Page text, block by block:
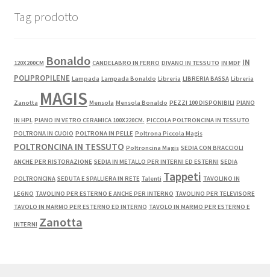
Tag prodotto
120X200CM Bonaldo CANDELABRO IN FERRO DIVANO IN TESSUTO IN MDF IN
POLIPROPILENE Lampada Lampada Bonaldo Libreria LIBRERIA BASSA Libreria
Zanotta MAGIS Mensola Mensola Bonaldo PEZZI 100 DISPONIBILI PIANO
IN HPL PIANO IN VETRO CERAMICA 100X220CM. PICCOLA POLTRONCINA IN TESSUTO
POLTRONA IN CUOIO POLTRONA IN PELLE Poltrona Piccola Magis
POLTRONCINA IN TESSUTO Poltroncina Magis SEDIA CON BRACCIOLI
ANCHE PER RISTORAZIONE SEDIA IN METALLO PER INTERNI ED ESTERNI SEDIA
POLTRONCINA SEDUTA E SPALLIERA IN RETE Talenti Tappeti TAVOLINO IN
LEGNO TAVOLINO PER ESTERNO E ANCHE PER INTERNO TAVOLINO PER TELEVISORE
TAVOLO IN MARMO PER ESTERNO ED INTERNO TAVOLO IN MARMO PER ESTERNO E
INTERNI Zanotta